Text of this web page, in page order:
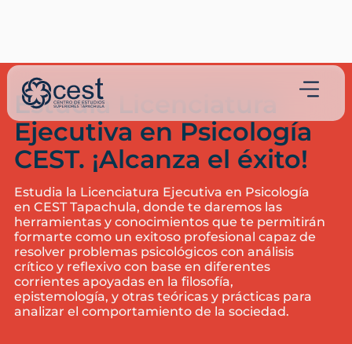
Estudia Licenciatura
Ejecutiva en Psicología
CEST. ¡Alcanza el éxito!
Estudia la Licenciatura Ejecutiva en Psicología
en CEST Tapachula, donde te daremos las
herramientas y conocimientos que te permitirán
formarte como un exitoso profesional capaz de
resolver problemas psicológicos con análisis
crítico y reflexivo con base en diferentes
corrientes apoyadas en la filosofía,
epistemología, y otras teóricas y prácticas para
analizar el comportamiento de la sociedad.